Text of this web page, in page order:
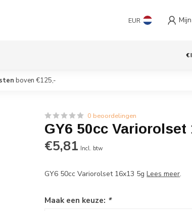
EUR
€
boven €125,-
0 beoordelingen
GY6 50cc Variorolset
€5,81 Incl. btw
GY6 50cc Variorolset 16x13 5gLees meer.
Maak een keuze: *